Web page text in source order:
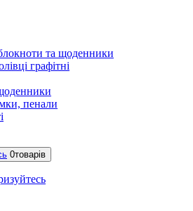
та щоденники
графітні
пенали
0товарів